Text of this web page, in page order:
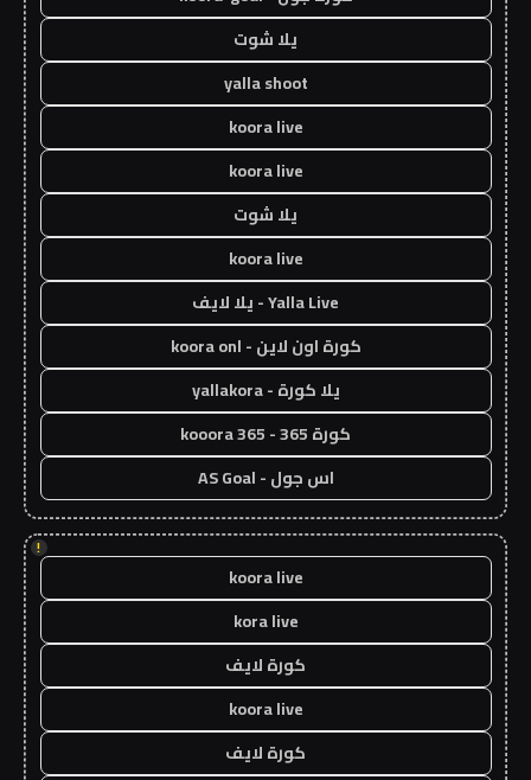
يلا شوت
yalla shoot
koora live
koora live
يلا شوت
koora live
Yalla Live - يلا لايف
كورة اون لاين - koora onl
يلا كورة - yallakora
كورة 365 - kooora 365
اس جول - AS Goal
!
koora live
kora live
كورة لايف
koora live
كورة لايف